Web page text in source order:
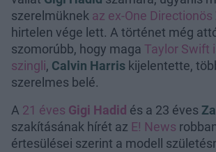
szerelmüknek az ex-One Directionös
hirtelen vége lett. A történet még
szomorúbb, hogy maga Taylor Swift
szingli, Calvin Harris kijelentette,
szerelmes belé.
A 21 éves Gigi Hadid és a 23 éves
szakításának hírét az E! News
értesülései szerint a modell